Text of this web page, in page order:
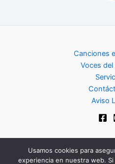
Canciones
Voces del
Aviso
Usamos cookies para
experiencia en nuestra web.